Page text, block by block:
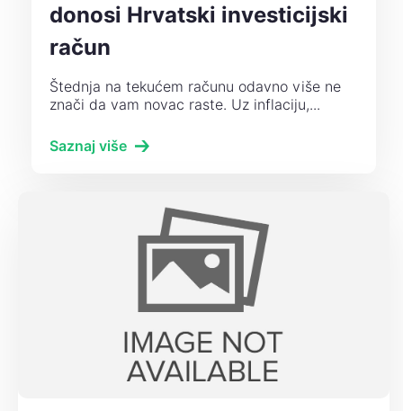
donosi Hrvatski investicijski
račun
Štednja na tekućem računu odavno više ne
znači da vam novac raste. Uz inflaciju,...
Saznaj više